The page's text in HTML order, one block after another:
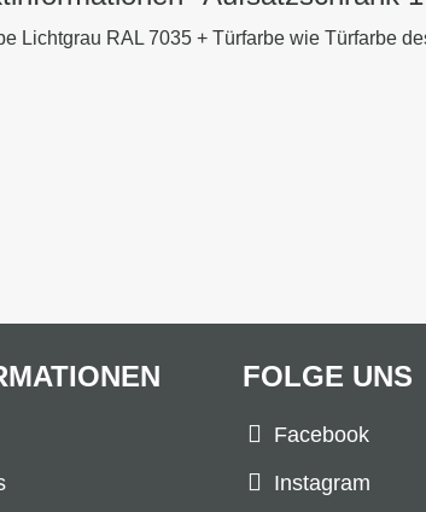
Lichtgrau RAL 7035 + Türfarbe wie Türfarbe
FOLGE UNS
Facebook
Instagram